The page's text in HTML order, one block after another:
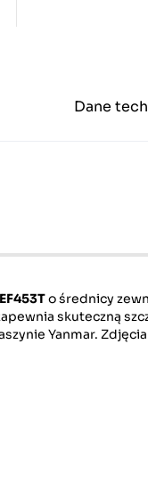
Dane
o średnicy
skuteczną
Yanmar.